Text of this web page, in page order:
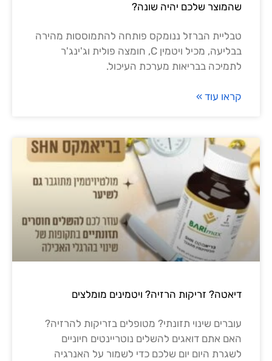
שהמוצר שלכם יהיה שונה?
טבליית הברזל ננומקס פותחה להתמוססות מהירה
בבליעה, מכיל ויטמין C, חומצה פולית וג'ינג'ר
לתמיכה בבריאות מערכת העיכול.
קראו עוד »
דיאטה? זריקות הרזיה? ויטמינים מומלצים
עוברים שינוי תזונתי? מטופלים בזריקות להרזיה?
האם אתם דואגים להשלים נוטריינטים חיוניים
לשגרת היום יום שלכם כדי לשמור על האנרגיה